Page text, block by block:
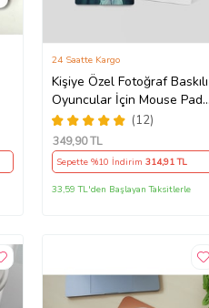
Kişiye Özel Fotoğraf Baskılı
Oyuncular İçin Mouse Pad
(28x40cm)
(12)
24 Saatte Kargo
349,90 TL
Sepette %10 İndirim 314,91 TL
33,59 TL'den Başlayan Taksitlerle